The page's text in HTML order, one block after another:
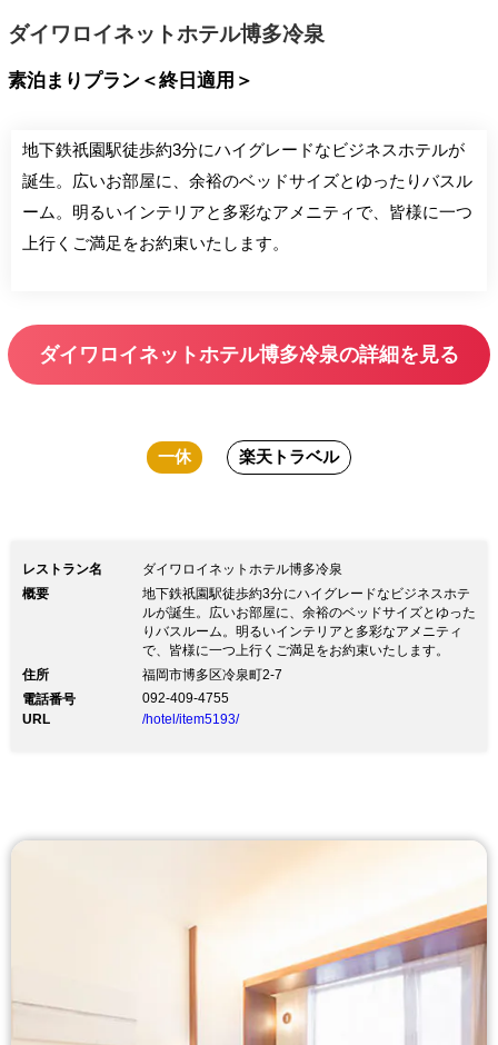
ダイワロイネットホテル博多冷泉
素泊まりプラン＜終日適用＞
地下鉄祇園駅徒歩約3分にハイグレードなビジネスホテルが
誕生。広いお部屋に、余裕のベッドサイズとゆったりバスル
ーム。明るいインテリアと多彩なアメニティで、皆様に一つ
上行くご満足をお約束いたします。
ダイワロイネットホテル博多冷泉の詳細を見る
一休 楽天トラベル
レストラン名
ダイワロイネットホテル博多冷泉
概要
地下鉄祇園駅徒歩約3分にハイグレードなビジネスホテ
ルが誕生。広いお部屋に、余裕のベッドサイズとゆった
りバスルーム。明るいインテリアと多彩なアメニティ
で、皆様に一つ上行くご満足をお約束いたします。
住所
福岡市博多区冷泉町2-7
電話番号
092-409-4755
URL
/hotel/item5193/